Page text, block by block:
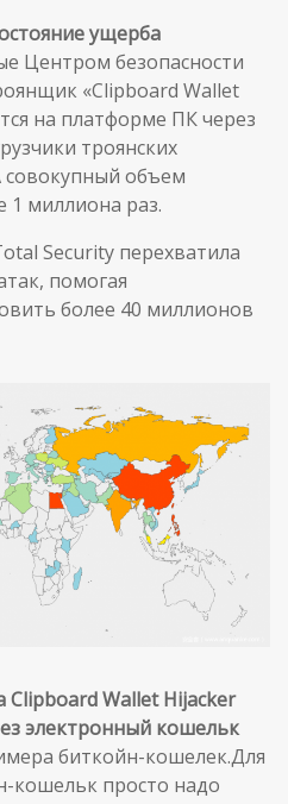
ущерба
Центром безопасности
«Clipboard Wallet
на платформе ПК через
троянских
совокупный объем
1 миллиона раз.
Security перехватила
помогая
более 40 миллионов
Wallet Hijacker
электронный кошельк
биткойн-кошелек.Для
кошельк просто надо